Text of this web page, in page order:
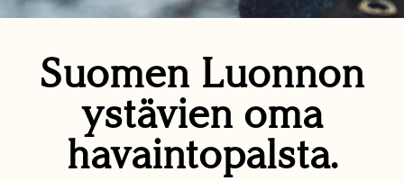
Suomen Luonnon
ystävien oma
havaintopalsta.